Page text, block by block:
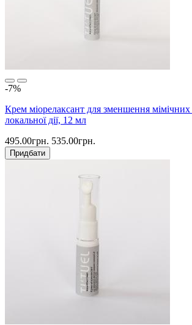
-7%
Крем міорелаксант для зменшення
локальної дії, 12 мл
495.00грн. 535.00грн.
Придбати